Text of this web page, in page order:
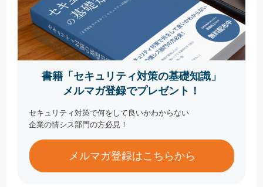
書籍「セキュリティ対策の基礎知識」
メルマガ登録でプレゼント！
セキュリティ対策で何をして良いかわからない
企業の情シス部門の方必見！
メルマガ登録はこちらから